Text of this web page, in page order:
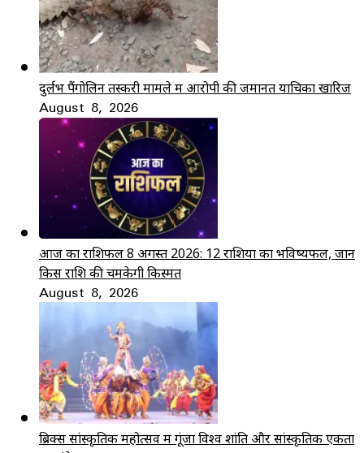
दुर्लभ पैंगोलिन तस्करी मामले में आरोपी की जमानत याचिका खारिज
August 8, 2026
आज का राशिफल 8 अगस्त 2026: 12 राशियों का भविष्यफल, जानें
किस राशि की चमकेगी किस्मत
August 8, 2026
ब्रिक्स सांस्कृतिक महोत्सव में गूंजा विश्व शांति और सांस्कृतिक एकता